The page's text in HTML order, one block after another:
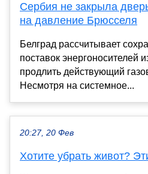
Сербия не закрыла
на давление Брюсселя
Белград рассчитывает
поставок энергоносителей
продлить действующий
Несмотря на системное...
20:27, 20 Фев
Хотите убрать живот?